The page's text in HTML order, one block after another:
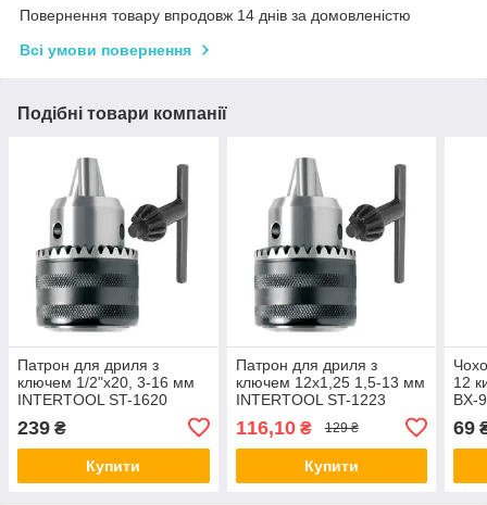
Повернення товару впродовж 14 днів за домовленістю
Всі умови повернення
Подібні товари компанії
Патрон для дриля з
ключем 1/2"x20, 3-16 мм
INTERTOOL ST-1620
239 ₴
Купити
Патрон для дриля з
ключем 12x1,25 1,5-13 мм
INTERTOOL ST-1223
116,10₴ 129 ₴
Купити
12
BX-
69